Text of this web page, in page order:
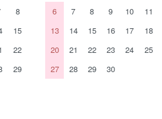
8
15
22
29
6
7 8 9 10 11
13
14 15 16 17 18
20
21 22 23 24 25
27
28 29 30